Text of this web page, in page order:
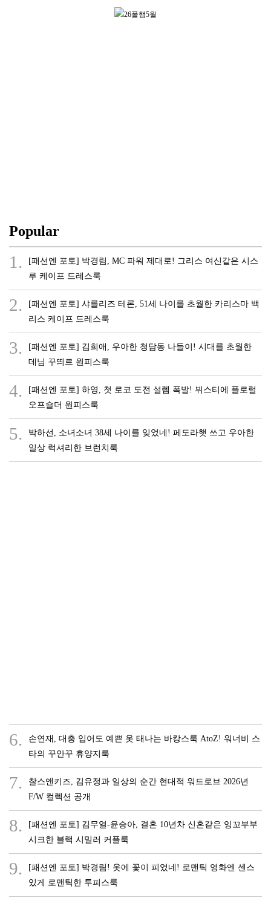
Popular
1.
[패션엔 포토] 박경림, MC 파워 제대로! 그리스 여신같은 시스
루 케이프 드레스룩
2.
[패션엔 포토] 샤를리즈 테론, 51세 나이를 초월한 카리스마 백
리스 케이프 드레스룩
3.
[패션엔 포토] 김희애, 우아한 청담동 나들이! 시대를 초월한
데님 꾸띄르 원피스룩
4.
[패션엔 포토] 하영, 첫 로코 도전 설렘 폭발! 뷔스티에 플로럴
오프숄더 원피스룩
5.
박하선, 소녀소녀 38세 나이를 잊었네! 페도라햇 쓰고 우아한
일상 럭셔리한 브런치룩
6.
손연재, 대충 입어도 예쁜 옷 태나는 바캉스룩 AtoZ! 워너비 스
타의 꾸안꾸 휴양지룩
7.
찰스앤키즈, 김유정과 일상의 순간 현대적 워드로브 2026년
F/W 컬렉션 공개
8.
[패션엔 포토] 김무열-윤승아, 결혼 10년차 신혼같은 잉꼬부부
시크한 블랙 시밀러 커플룩
9.
[패션엔 포토] 박경림! 옷에 꽃이 피었네! 로맨틱 영화엔 센스
있게 로맨틱한 투피스룩